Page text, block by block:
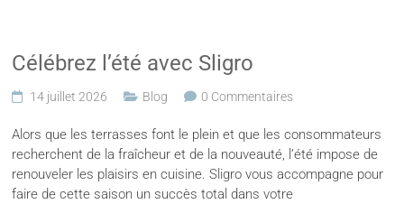
Célébrez l’été avec Sligro
14 juillet 2026 Blog 0 Commentaires
Alors que les terrasses font le plein et que les consommateurs
recherchent de la fraîcheur et de la nouveauté, l’été impose de
renouveler les plaisirs en cuisine. Sligro vous accompagne pour
faire de cette saison un succès total dans votre